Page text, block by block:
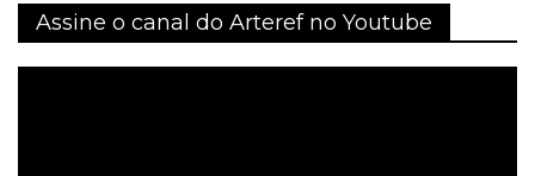
Assine o canal do Arteref no Youtube